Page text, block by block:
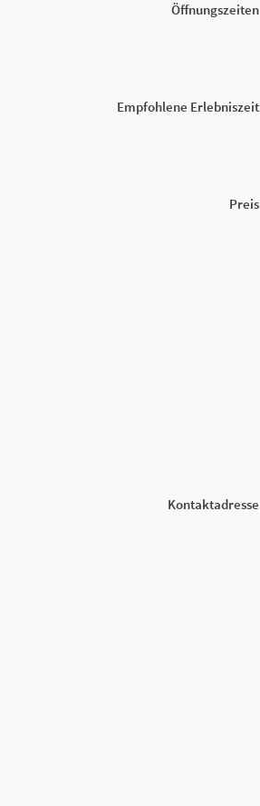
Öffnungszeiten
Empfohlene Erlebniszeit
Preis
Kontaktadresse